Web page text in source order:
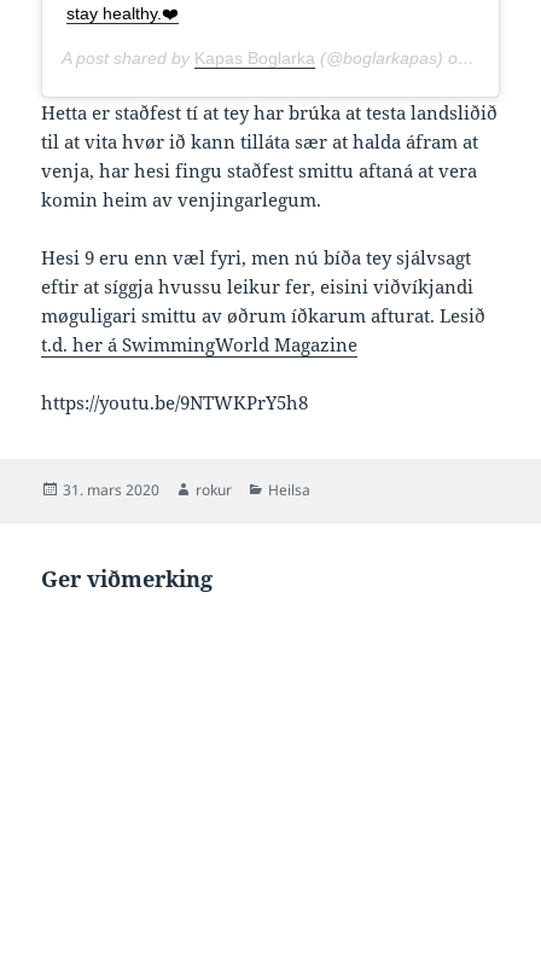
stay healthy.❤️
A post shared by Kapas Boglarka (@boglarkapas) on
Hetta er staðfest tí at tey har brúka at testa landsliðið
til at vita hvør ið kann tilláta sær at halda áfram at
venja, har hesi fingu staðfest smittu aftaná at vera
komin heim av venjingarlegum.
Hesi 9 eru enn væl fyri, men nú bíða tey sjálvsagt
eftir at síggja hvussu leikur fer, eisini viðvíkjandi
møguligari smittu av øðrum íðkarum afturat. Lesið
t.d. her á SwimmingWorld Magazine
https://youtu.be/9NTWKPrY5h8
Posted
31. mars 2020 Author
rokur Categories
Heilsa
Ger viðmerking